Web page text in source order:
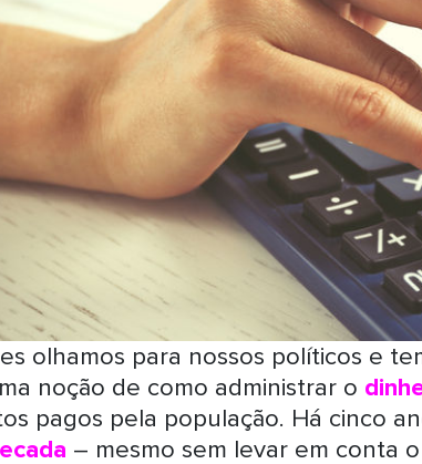
olhamos para nossos políticos e
noção de como administrar o
pagos pela população. Há cinco
– mesmo sem levar em conta o